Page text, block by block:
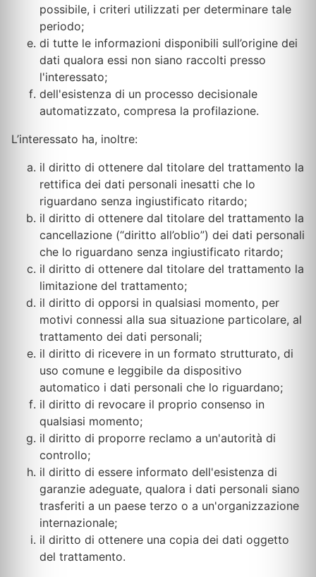
possibile, i criteri utilizzati per determinare tale
periodo;
di tutte le informazioni disponibili sull’origine dei
dati qualora essi non siano raccolti presso
l'interessato;
dell'esistenza di un processo decisionale
automatizzato, compresa la profilazione.
L’interessato ha, inoltre:
il diritto di ottenere dal titolare del trattamento la
rettifica dei dati personali inesatti che lo
riguardano senza ingiustificato ritardo;
il diritto di ottenere dal titolare del trattamento la
cancellazione (“diritto all’oblio”) dei dati personali
che lo riguardano senza ingiustificato ritardo;
il diritto di ottenere dal titolare del trattamento la
limitazione del trattamento;
il diritto di opporsi in qualsiasi momento, per
motivi connessi alla sua situazione particolare, al
trattamento dei dati personali;
il diritto di ricevere in un formato strutturato, di
uso comune e leggibile da dispositivo
automatico i dati personali che lo riguardano;
il diritto di revocare il proprio consenso in
qualsiasi momento;
il diritto di proporre reclamo a un'autorità di
controllo;
il diritto di essere informato dell'esistenza di
garanzie adeguate, qualora i dati personali siano
trasferiti a un paese terzo o a un'organizzazione
internazionale;
il diritto di ottenere una copia dei dati oggetto
del trattamento.